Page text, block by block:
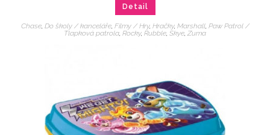
Detail
Chase, Do školy / kanceláře, Filmy / Hry, Hračky, Marshall, Paw Patrol /
Tlapková patrola, Rocky, Rubble, Skye,Zuma